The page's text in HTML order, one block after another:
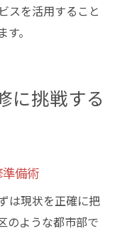
スを活用すること
。
に挑戦する
備術
は現状を正確に把
のような都市部で